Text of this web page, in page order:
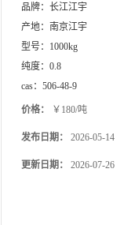
品牌： 长江江宇
产地： 南京江宇
型号： 1000kg
纯度： 0.8
cas： 506-48-9
价格： ￥180/吨
发布日期： 2026-05-14
更新日期： 2026-07-26